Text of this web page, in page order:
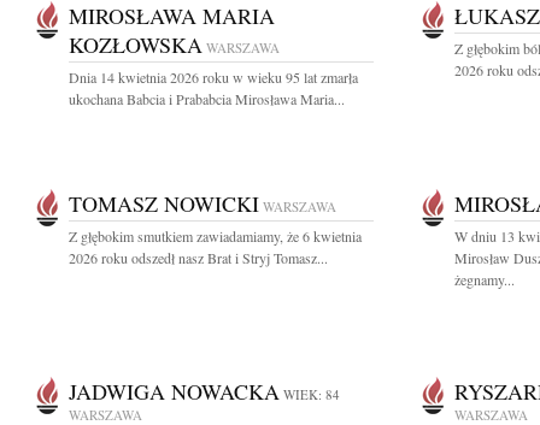
MIROSŁAWA MARIA
KOZŁOWSKA WARSZAWA
Dnia 14 kwietnia 2026 roku w wieku 95 lat zmarła
ukochana Babcia i Prababcia Mirosława Maria...
Z głębokim
2026 roku
TOMASZ NOWICKI WARSZAWA
Z głębokim smutkiem zawiadamiamy, że 6 kwietnia
2026 roku odszedł nasz Brat i Stryj Tomasz...
W dniu 13
Mirosław
żegnamy...
JADWIGA NOWACKA WIEK: 84
WARSZAWA
WARSZAWA